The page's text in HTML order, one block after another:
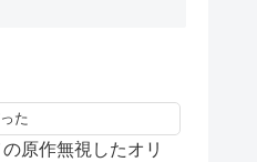
た
原作無視したオリ